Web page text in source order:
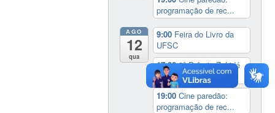
programação de rec...
AGO
12
qua
9:00 Feira do Livro da
UFSC
17:003º Prêmio Zahidé
Muzart
19:00Cine paredão:
programação de rec...